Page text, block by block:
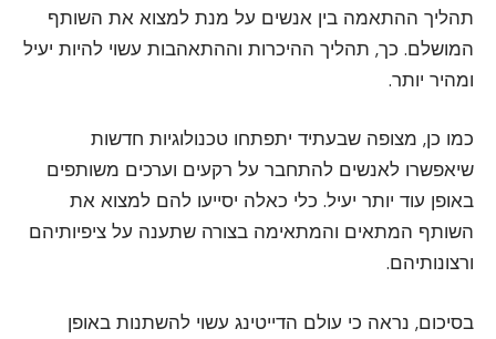
תהליך ההתאמה בין אנשים על מנת למצוא את השותף
המושלם. כך, תהליך ההיכרות וההתאהבות עשוי להיות יעיל
ומהיר יותר.
כמו כן, מצופה שבעתיד יתפתחו טכנולוגיות חדשות
שיאפשרו לאנשים להתחבר על רקעים וערכים משותפים
באופן עוד יותר יעיל. כלי כאלה יסייעו להם למצוא את
השותף המתאים והמתאימה בצורה שתענה על ציפיותיהם
ורצונותיהם.
בסיכום, נראה כי עולם הדייטינג עשוי להשתנות באופן